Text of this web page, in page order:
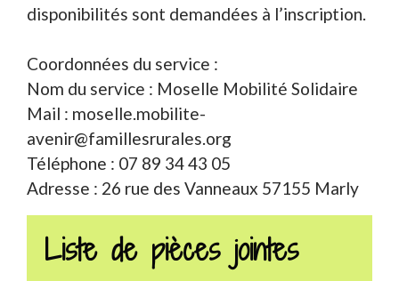
disponibilités sont demandées à l’inscription.
Coordonnées du service :
Nom du service : Moselle Mobilité Solidaire
Mail : moselle.mobilite-
avenir@famillesrurales.org
Téléphone : 07 89 34 43 05
Adresse : 26 rue des Vanneaux 57155 Marly
Liste de pièces jointes